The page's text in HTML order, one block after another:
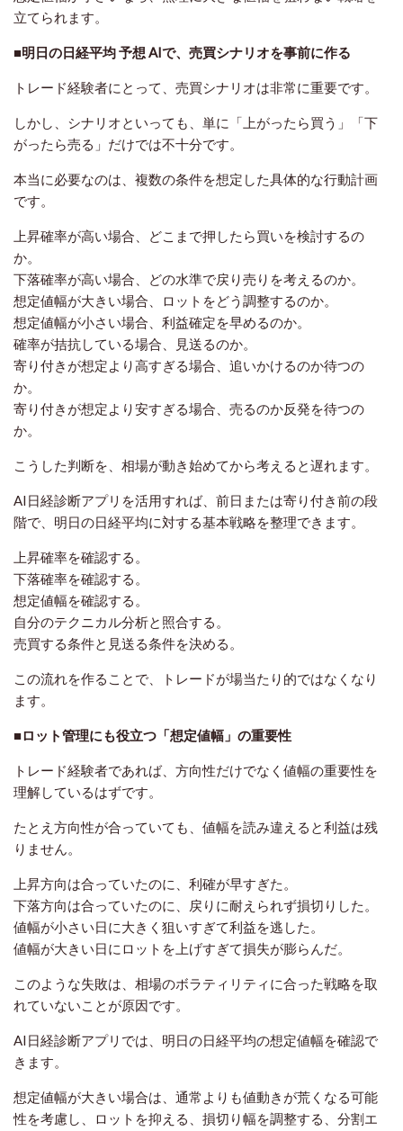
立てられます。
■明日の日経平均 予想 AIで、売買シナリオを事前に作る
トレード経験者にとって、売買シナリオは非常に重要です。
しかし、シナリオといっても、単に「上がったら買う」「下
がったら売る」だけでは不十分です。
本当に必要なのは、複数の条件を想定した具体的な行動計画
です。
上昇確率が高い場合、どこまで押したら買いを検討するの
か。
下落確率が高い場合、どの水準で戻り売りを考えるのか。
想定値幅が大きい場合、ロットをどう調整するのか。
想定値幅が小さい場合、利益確定を早めるのか。
確率が拮抗している場合、見送るのか。
寄り付きが想定より高すぎる場合、追いかけるのか待つの
か。
寄り付きが想定より安すぎる場合、売るのか反発を待つの
か。
こうした判断を、相場が動き始めてから考えると遅れます。
AI日経診断アプリを活用すれば、前日または寄り付き前の段
階で、明日の日経平均に対する基本戦略を整理できます。
上昇確率を確認する。
下落確率を確認する。
想定値幅を確認する。
自分のテクニカル分析と照合する。
売買する条件と見送る条件を決める。
この流れを作ることで、トレードが場当たり的ではなくなり
ます。
■ロット管理にも役立つ「想定値幅」の重要性
トレード経験者であれば、方向性だけでなく値幅の重要性を
理解しているはずです。
たとえ方向性が合っていても、値幅を読み違えると利益は残
りません。
上昇方向は合っていたのに、利確が早すぎた。
下落方向は合っていたのに、戻りに耐えられず損切りした。
値幅が小さい日に大きく狙いすぎて利益を逃した。
値幅が大きい日にロットを上げすぎて損失が膨らんだ。
このような失敗は、相場のボラティリティに合った戦略を取
れていないことが原因です。
AI日経診断アプリでは、明日の日経平均の想定値幅を確認で
きます。
想定値幅が大きい場合は、通常よりも値動きが荒くなる可能
性を考慮し、ロットを抑える、損切り幅を調整する、分割エ